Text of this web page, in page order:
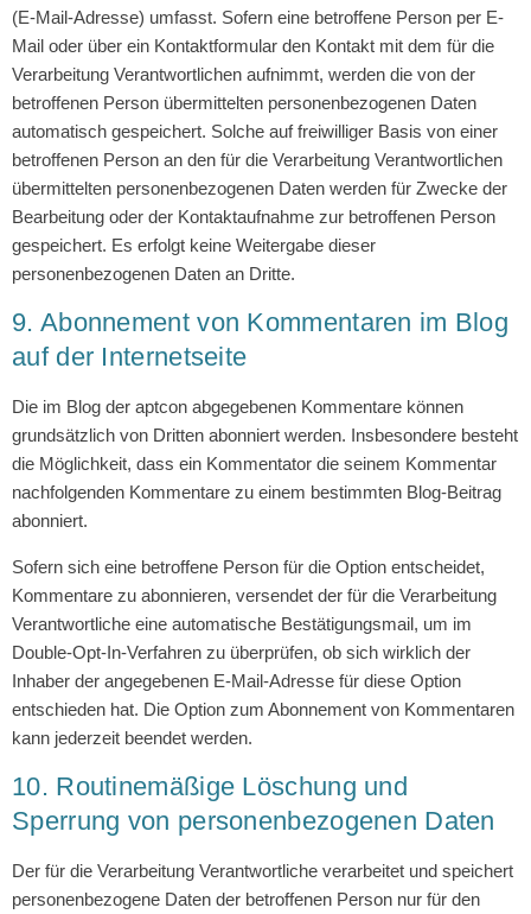
(E-Mail-Adresse) umfasst. Sofern eine betroffene Person per E-
Mail oder über ein Kontaktformular den Kontakt mit dem für die
Verarbeitung Verantwortlichen aufnimmt, werden die von der
betroffenen Person übermittelten personenbezogenen Daten
automatisch gespeichert. Solche auf freiwilliger Basis von einer
betroffenen Person an den für die Verarbeitung Verantwortlichen
übermittelten personenbezogenen Daten werden für Zwecke der
Bearbeitung oder der Kontaktaufnahme zur betroffenen Person
gespeichert. Es erfolgt keine Weitergabe dieser
personenbezogenen Daten an Dritte.
9. Abonnement von Kommentaren im Blog
auf der Internetseite
Die im Blog der aptcon abgegebenen Kommentare können
grundsätzlich von Dritten abonniert werden. Insbesondere besteht
die Möglichkeit, dass ein Kommentator die seinem Kommentar
nachfolgenden Kommentare zu einem bestimmten Blog-Beitrag
abonniert.
Sofern sich eine betroffene Person für die Option entscheidet,
Kommentare zu abonnieren, versendet der für die Verarbeitung
Verantwortliche eine automatische Bestätigungsmail, um im
Double-Opt-In-Verfahren zu überprüfen, ob sich wirklich der
Inhaber der angegebenen E-Mail-Adresse für diese Option
entschieden hat. Die Option zum Abonnement von Kommentaren
kann jederzeit beendet werden.
10. Routinemäßige Löschung und
Sperrung von personenbezogenen Daten
Der für die Verarbeitung Verantwortliche verarbeitet und speichert
personenbezogene Daten der betroffenen Person nur für den